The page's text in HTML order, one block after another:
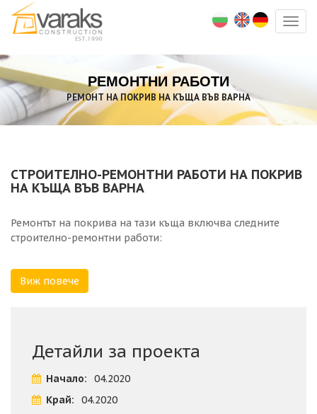
РЕМОНТНИ РАБОТИ
РЕМОНТ НА ПОКРИВ НА КЪЩА ВЪВ ВАРНА
СТРОИТЕЛНО-РЕМОНТНИ РАБОТИ НА ПОКРИВ
НА КЪЩА ВЪВ ВАРНА
Ремонтът на покрива на тази къща включва следните
строително-ремонтни работи:
- Смяна на дървена ламперия;
- Смяна на изгнила дървена конструкция;
- Смяна на челни дъски;
- Измазване на капаци било.
Виж повече
Детайли за проекта
Начало:
04.2020
Край:
04.2020